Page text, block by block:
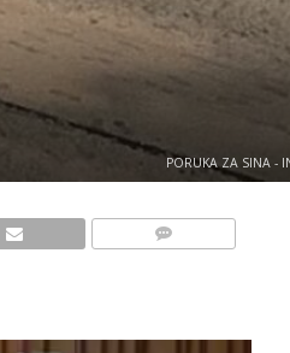
PORUKA ZA SINA -